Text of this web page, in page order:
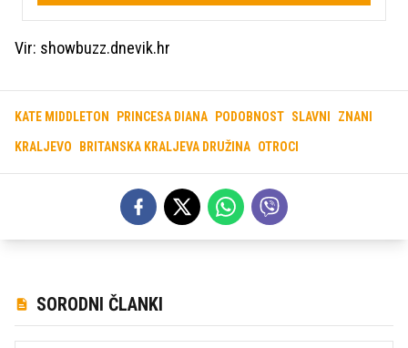
Vir: showbuzz.dnevik.hr
KATE MIDDLETON PRINCESA DIANA PODOBNOST SLAVNI ZNANI
KRALJEVO BRITANSKA KRALJEVA DRUŽINA OTROCI
SORODNI ČLANKI